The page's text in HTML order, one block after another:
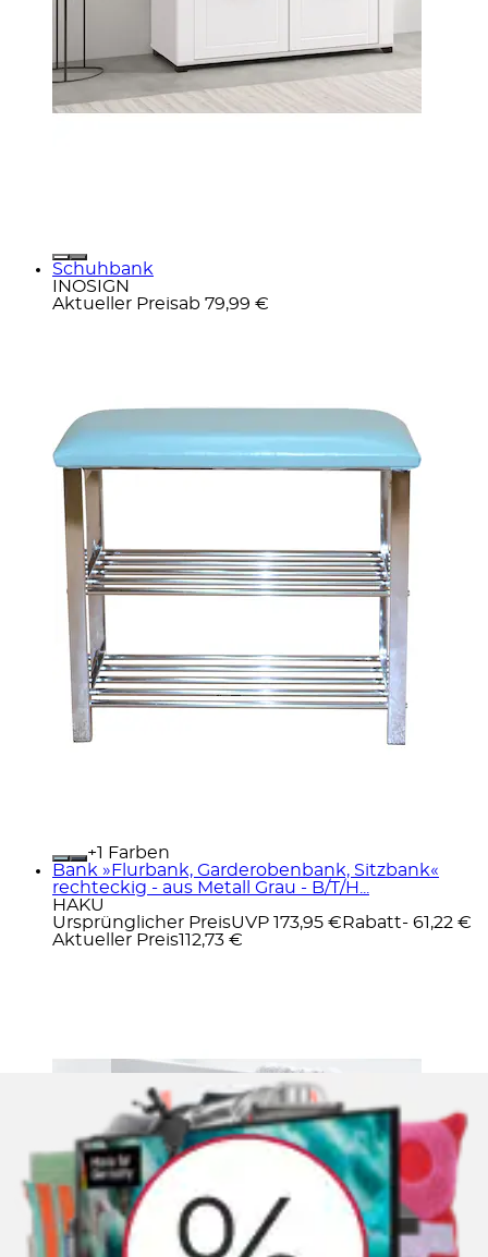
Schuhbank
INOSIGN
Aktueller Preisab 79,99 €
+
Farben
Bank »Flurbank, Garderobenbank, Sitzbank«
rechteckig - aus Metall Grau - B/T/H...
HAKU
Ursprünglicher PreisUVP 173,95 € Rabatt- 61,22 €
Aktueller Preis112,73 €